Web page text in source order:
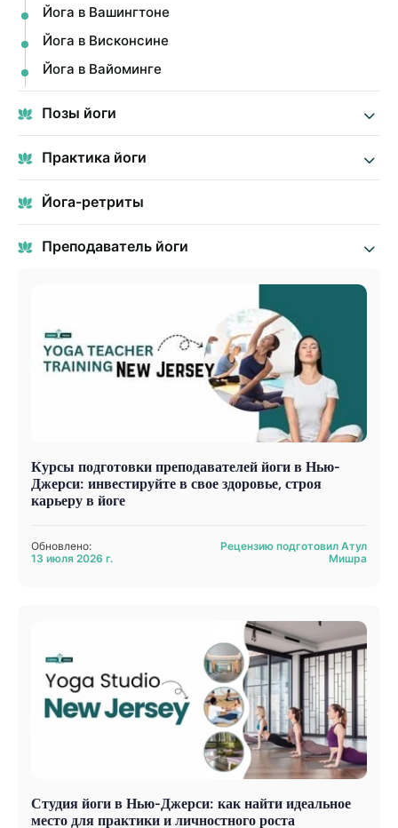
Йога в Вашингтоне
Йога в Висконсине
Йога в Вайоминге
Позы йоги
Практика йоги
Йога-ретриты
Преподаватель йоги
Курсы подготовки преподавателей йоги в Нью-
Джерси: инвестируйте в свое здоровье, строя
карьеру в йоге
Обновлено:
13 июля 2026 г.
Рецензию подготовил Атул
Мишра
Студия йоги в Нью-Джерси: как найти идеальное
место для практики и личностного роста